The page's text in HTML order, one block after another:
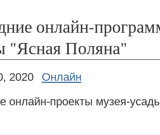
онлайн-
"Ясная Поляна"
2020
Онлайн
онлайн-проекты музея-